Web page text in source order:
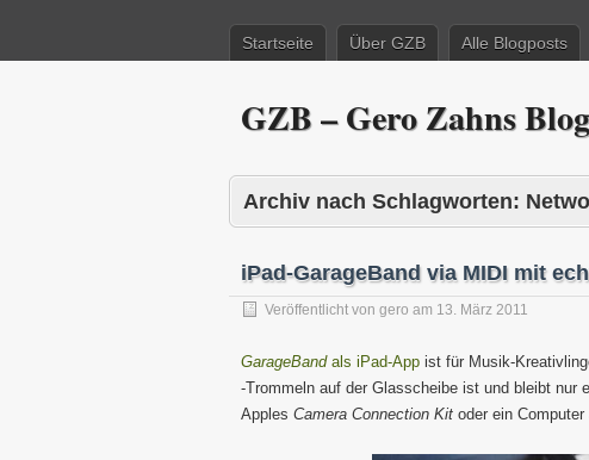
Startseite Über GZB Alle Blogposts
GZB – Gero Zahns
Archiv nach Schlagworten:
iPad-GarageBand via MIDI mit
Veröffentlicht von gero am 13. März 2011
GarageBandals iPad-App ist für Musik-
-Trommeln auf der Glasscheibe ist und bleibt nur
Apples Camera Connection Kit oder ein